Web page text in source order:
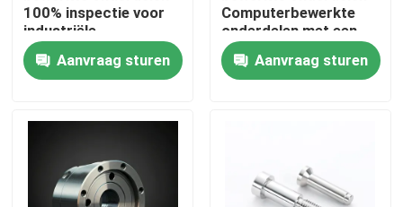
Nieuws
CNC-freesonderdelen
100% inspectie voor
industriële
toepassingen
Aanvraag sturen
Computerbewerkte
onderdelen met een
tolerantie van ±0,01
mm Aanvraag sturen